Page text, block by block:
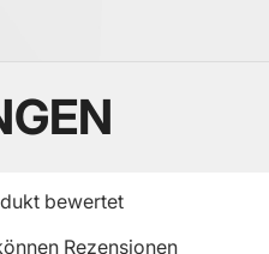
bewertet
Rezensionen